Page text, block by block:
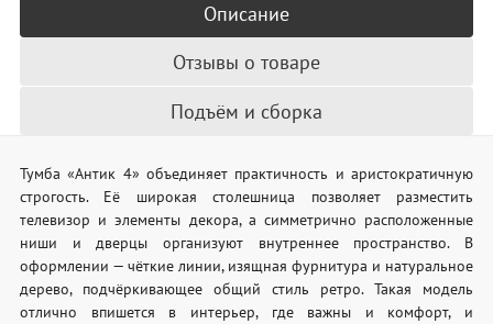
Описание
Отзывы о товаре
Подъём и сборка
Тумба «Антик 4» объединяет практичность и аристократичную
строгость. Её широкая столешница позволяет разместить
телевизор и элементы декора, а симметрично расположенные
ниши и дверцы организуют внутреннее пространство. В
оформлении — чёткие линии, изящная фурнитура и натуральное
дерево, подчёркивающее общий стиль ретро. Такая модель
отлично впишется в интерьер, где важны и комфорт, и